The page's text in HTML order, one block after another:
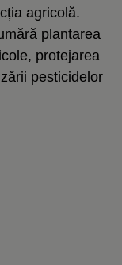
agricolă.
plantarea
protejarea
pesticidelor